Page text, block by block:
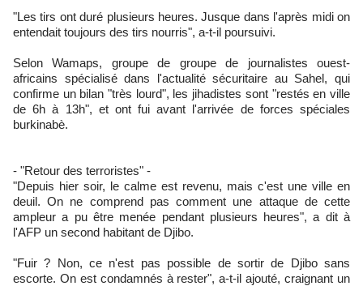
"Les tirs ont duré plusieurs heures. Jusque dans l'après midi on
entendait toujours des tirs nourris", a-t-il poursuivi.
Selon Wamaps, groupe de groupe de journalistes ouest-
africains spécialisé dans l'actualité sécuritaire au Sahel, qui
confirme un bilan "très lourd", les jihadistes sont "restés en ville
de 6h à 13h", et ont fui avant l'arrivée de forces spéciales
burkinabè.
- "Retour des terroristes" -
"Depuis hier soir, le calme est revenu, mais c'est une ville en
deuil. On ne comprend pas comment une attaque de cette
ampleur a pu être menée pendant plusieurs heures", a dit à
l'AFP un second habitant de Djibo.
"Fuir ? Non, ce n'est pas possible de sortir de Djibo sans
escorte. On est condamnés à rester", a-t-il ajouté, craignant un